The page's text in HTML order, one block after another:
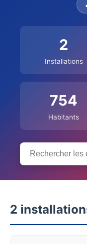
2
Installations
754
Habitants
2